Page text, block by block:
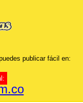
publicar fácil en: